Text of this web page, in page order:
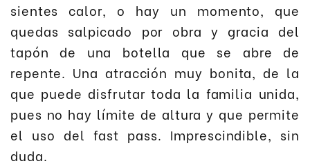
sientes calor, o hay un momento, que
quedas salpicado por obra y gracia del
tapón de una botella que se abre de
repente. Una atracción muy bonita, de la
que puede disfrutar toda la familia unida,
pues no hay límite de altura y que permite
el uso del fast pass. Imprescindible, sin
duda.